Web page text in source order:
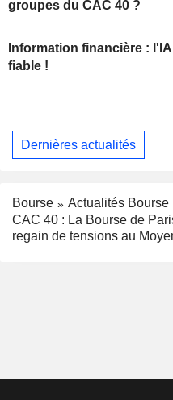
groupes du CAC 40 ?
Information financière :
fiable !
Dernières actualités
Bourse
Actualités Bourse
CAC 40 : La Bourse de
regain de tensions au